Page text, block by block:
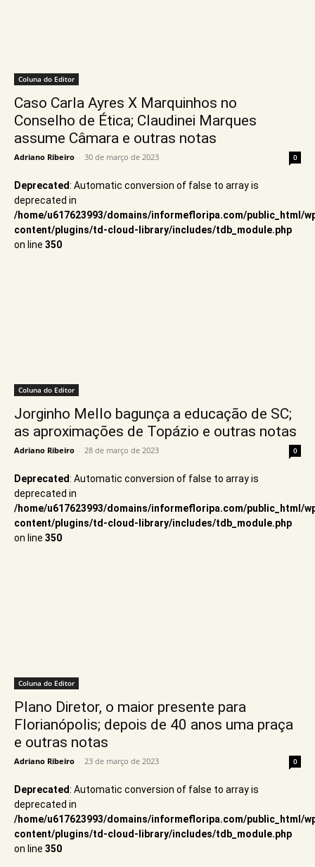
Coluna do Editor
Caso Carla Ayres X Marquinhos no
Conselho de Ética; Claudinei Marques
assume Câmara e outras notas
Adriano Ribeiro - 30 de março de 2023 0
Coluna do Editor
Deprecated: Automatic conversion of false to array is
deprecated in
/home/u617623993/domains/informefloripa.com/public_html/
content/plugins/td-cloud-library/includes/tdb_module.php
on line 350
Jorginho Mello bagunça a educação de SC;
as aproximações de Topázio e outras notas
Adriano Ribeiro - 28 de março de 2023 0
Coluna do Editor
Deprecated: Automatic conversion of false to array is
deprecated in
/home/u617623993/domains/informefloripa.com/public_html/
content/plugins/td-cloud-library/includes/tdb_module.php
on line 350
Plano Diretor, o maior presente para
Florianópolis; depois de 40 anos uma praça
e outras notas
Adriano Ribeiro - 23 de março de 2023 0
Deprecated: Automatic conversion of false to array is
deprecated in
/home/u617623993/domains/informefloripa.com/public_html/
content/plugins/td-cloud-library/includes/tdb_module.php
on line 350